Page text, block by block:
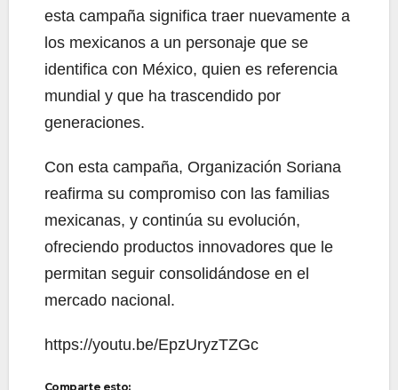
esta campaña significa traer nuevamente a
los mexicanos a un personaje que se
identifica con México, quien es referencia
mundial y que ha trascendido por
generaciones.
Con esta campaña, Organización Soriana
reafirma su compromiso con las familias
mexicanas, y continúa su evolución,
ofreciendo productos innovadores que le
permitan seguir consolidándose en el
mercado nacional.
https://youtu.be/EpzUryzTZGc
Comparte esto: